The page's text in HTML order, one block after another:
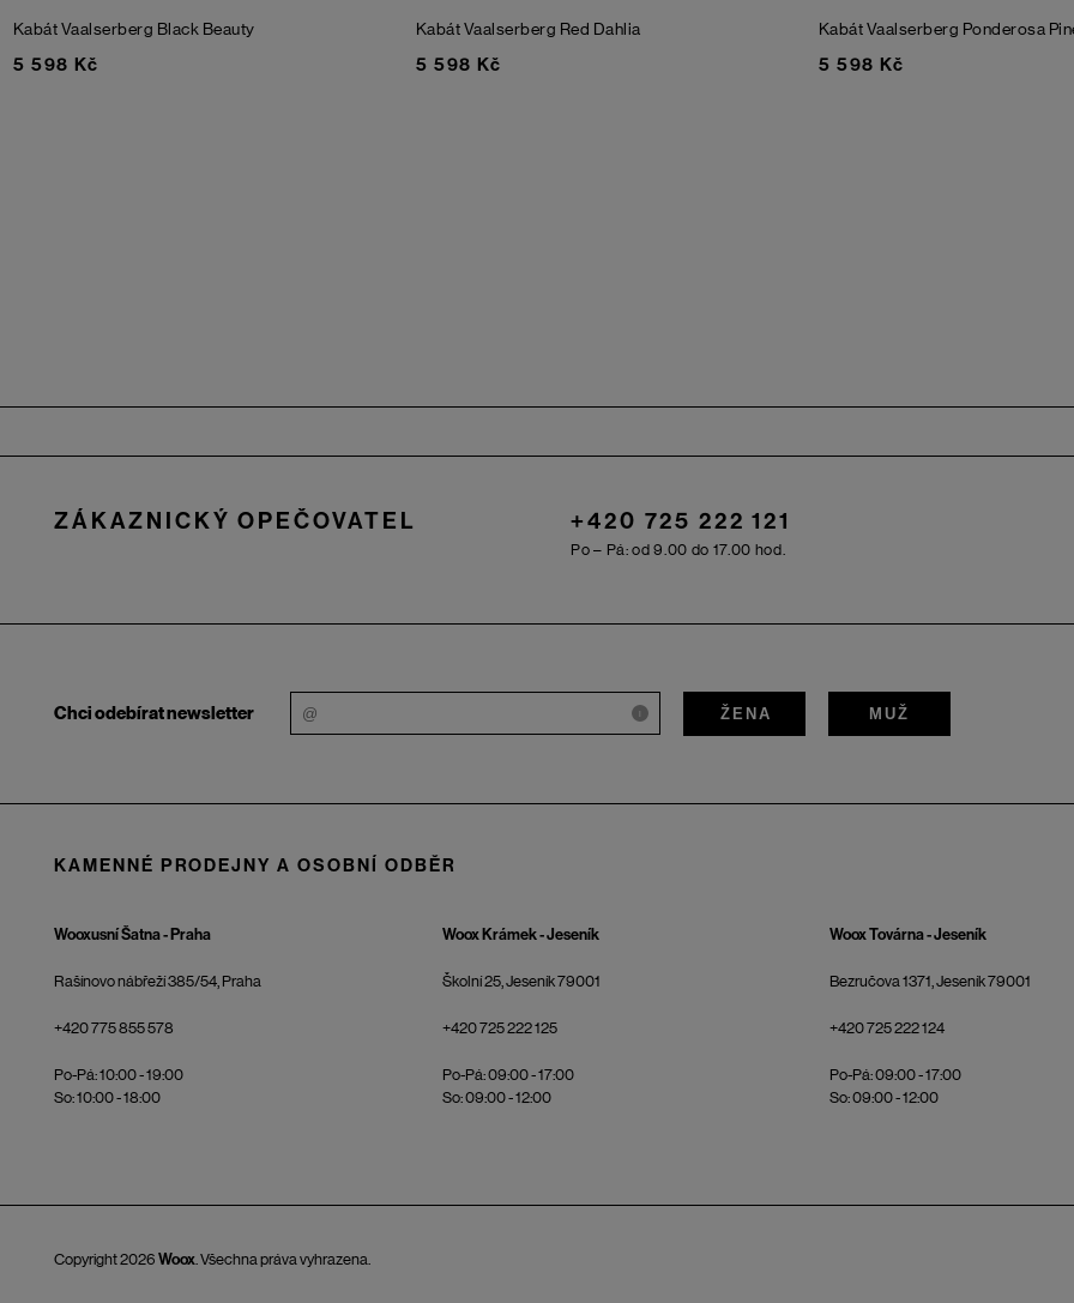
Kabát Vaalserberg Black Beauty
5 598 Kč
Kabát Vaalserberg Red Dahlia
5 598 Kč
Kabát Vaalserberg Ponderosa
5 598 Kč
ZÁKAZNICKÝ OPEČOVATEL +420 725 222 121
Po – Pá: od 9.00 do 17.00 hod.
Chci odebírat newsletter i ŽENA MUŽ
KAMENNÉ PRODEJNY A OSOBNÍ ODBĚR
Wooxusní Šatna - Praha
Rašínovo nábřeží 385/54, Praha
+420 775 855 578
Po-Pá: 10:00 - 19:00
So: 10:00 - 18:00
Woox Krámek - Jeseník
Školní 25, Jeseník 79001
+420 725 222 125
Po-Pá: 09:00 - 17:00
So: 09:00 - 12:00
Woox Továrna - Jeseník
Bezručova 1371, Jeseník 79001
+420 725 222 124
Po-Pá: 09:00 - 17:00
So: 09:00 - 12:00
Copyright 2026 Woox. Všechna práva vyhrazena.